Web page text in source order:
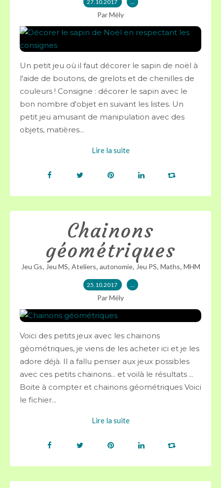
27.10.2017 …
Par Mély
Un petit jeu où il faut décorer le sapin de noël à
l'aide de boutons, de grelots et de chenilles de
couleurs ! Consigne : décorer le sapin avec le
bon nombre d'objet en suivant les listes. Un
petit jeu amusant de manipulation avec des
objets, matières...
Lire la suite
Chainons
géométriques
Jeu Gs, Jeu MS, Ateliers, autonomie, Jeu PS, Maths, MHM
25.10.2017 …
Par Mély
Voici des petits jeux avec les chainons
géométriques, je viens de les acheter ici et je les
adore déjà. Il a fallu penser aux jeux possibles
avec ces petits chainons... et voilà le résultats ...
Boite à compter et chainons géométriques Voici
le fichier...
Lire la suite